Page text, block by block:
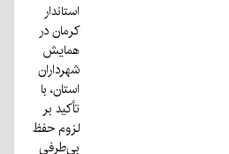
استاندار
کرمان در
همایش
شهرداران
استان، با
تأکید بر
لزوم حفظ
بی‌طرفی